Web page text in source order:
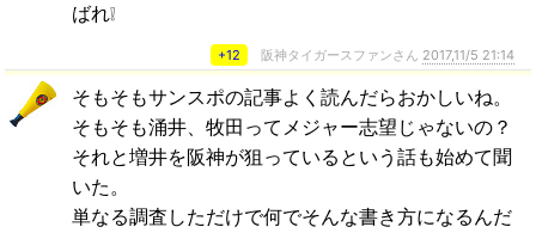
ばれ❕
+12 阪神タイガースファンさん 2017,11/5 21:14
そもそもサンスポの記事よく読んだらおかしいね。
そもそも涌井、牧田ってメジャー志望じゃないの？
それと増井を阪神が狙っているという話も始めて聞
いた。
単なる調査しただけで何でそんな書き方になるんだ